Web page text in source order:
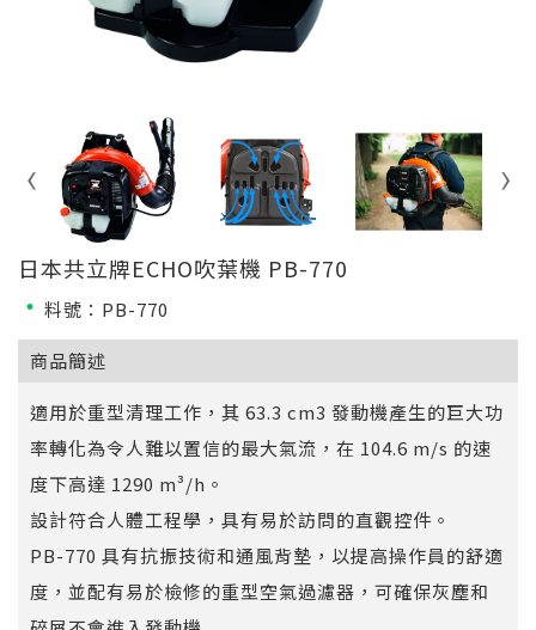
日本共立牌ECHO吹葉機 PB-770
料號：PB-770
商品簡述
適用於重型清理工作，其 63.3 cm3 發動機產生的巨大功
率轉化為令人難以置信的最大氣流，在 104.6 m/s 的速
度下高達 1290 m³/h。
設計符合人體工程學，具有易於訪問的直觀控件。
PB-770 具有抗振技術和通風背墊，以提高操作員的舒適
度，並配有易於檢修的重型空氣過濾器，可確保灰塵和